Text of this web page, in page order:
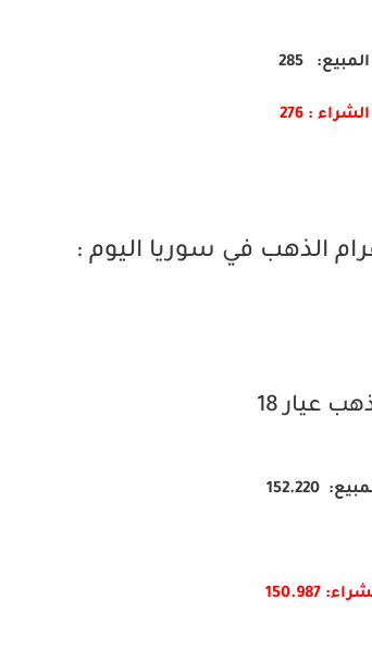
المبيع: 285
الشراء : 276
الذهب في سوريا اليوم :
عيار 18
152.220
150.987